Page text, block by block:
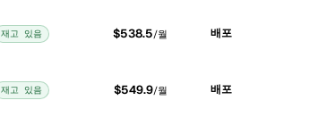
재고 있음 $538.5/월 배포
재고 있음 $549.9/월 배포